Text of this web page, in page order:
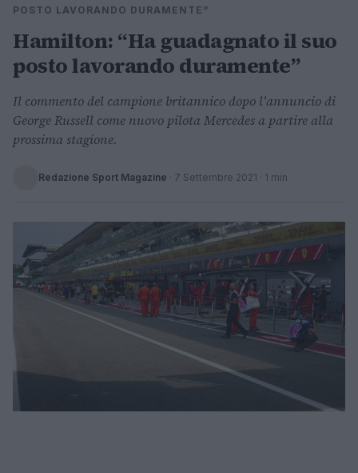
POSTO LAVORANDO DURAMENTE”
Hamilton: “Ha guadagnato il suo
posto lavorando duramente”
Il commento del campione britannico dopo l'annuncio di
George Russell come nuovo pilota Mercedes a partire alla
prossima stagione.
Redazione Sport Magazine · 7 Settembre 2021 · 1 min